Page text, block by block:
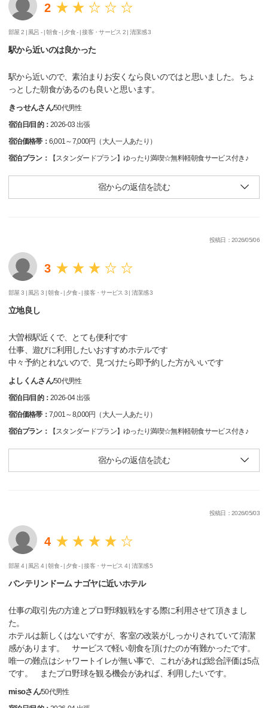
2
部屋 2 | 風呂 - |朝食 - | 夕食 - |接客・サービス 2 |清潔感 3
駅から近いのは良かった
駅から近いので、素泊まりお安くなら良いのではと思いました。ちょ
っとした朝食があるのも良いと思います。
きっせんさん/50代男性
宿泊日/目的：2026-03 出張
宿泊価格帯： 6,001～7,000円（大人一人あたり）
宿泊プラン：
【スタンダードプラン】ゆったり満喫☆無料軽朝食サービス付き♪
宿からの返信を読む
投稿日：2026/05/06
3
部屋 3 | 風呂 3 |朝食 - | 夕食 - |接客・サービス 3 |清潔感 3
立地良し
大曽根駅近くで、とても便利です
仕事、遊びに利用したいおすすめホテルです
中々予約とれないので、見つけたら即予約した方がいいです
よしくんさん/50代男性
宿泊日/目的：2026-04 出張
宿泊価格帯： 7,001～8,000円（大人一人あたり）
宿泊プラン：
【スタンダードプラン】ゆったり満喫☆無料軽朝食サービス付き♪
宿からの返信を読む
投稿日：2026/05/03
4
部屋 4 | 風呂 4 |朝食 - | 夕食 - |接客・サービス 4 |清潔感 5
バンテリンドーム ナゴヤに近いホテル
仕事の取引先の方達とプロ野球観戦をする際に利用させて頂きまし
た。
ホテルは新しくはないですが、客室の改装がしっかりされていて清潔
感があります。 サービスで軽い朝食を頂けたのが有難かったです。
唯一の難点はシャワートイレが無い事で、これがあれば総合評価は5点
です。 またプロ野球を観る機会があれば、利用したいです。
misoさん/50代男性